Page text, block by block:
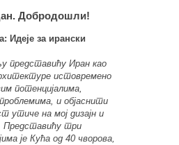
Добродошли!
Идеје за ирански
представићу Иран као
истовремено
потенцијалима,
и објаснити
утиче на мој дизајн и
Представићу три
је Кућа од 40 чворова,